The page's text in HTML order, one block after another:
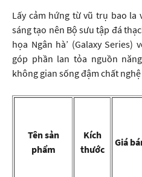
Lấy cảm hứng từ vũ trụ bao la
sáng tạo nên Bộ sưu tập đá
họa Ngân hà’ (Galaxy
góp phần lan tỏa nguồn
không gian sống đậm chất
Tên sản
phẩm
Kích
thước
Giá